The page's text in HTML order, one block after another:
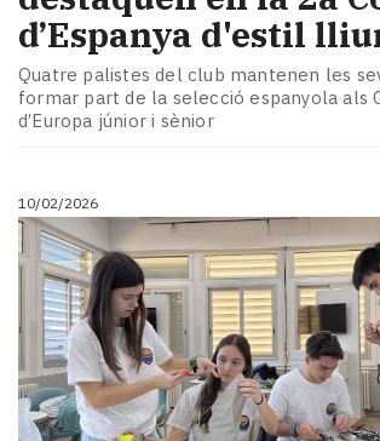
d’Espanya d'estil
Quatre palistes del club mantenen les
formar part de la selecció espanyola als
d’Europa júnior i sènior
10/02/2026